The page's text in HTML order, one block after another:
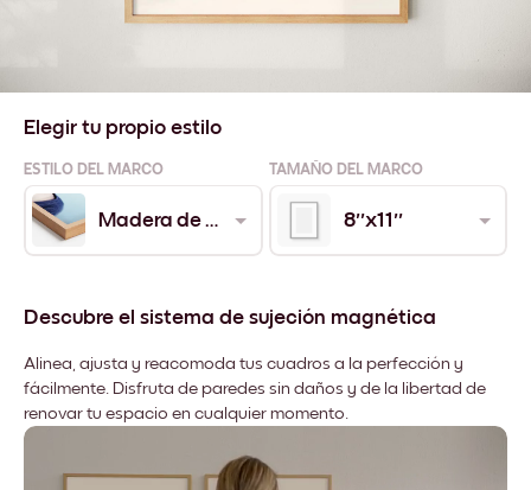
Elegir tu propio estilo
ESTILO DEL MARCO TAMAÑO DEL MARCO
Madera de Roble 8''x11''
Descubre el sistema de sujeción magnética
Alinea, ajusta y reacomoda tus cuadros a la perfección y
fácilmente. Disfruta de paredes sin daños y de la libertad de
renovar tu espacio en cualquier momento.